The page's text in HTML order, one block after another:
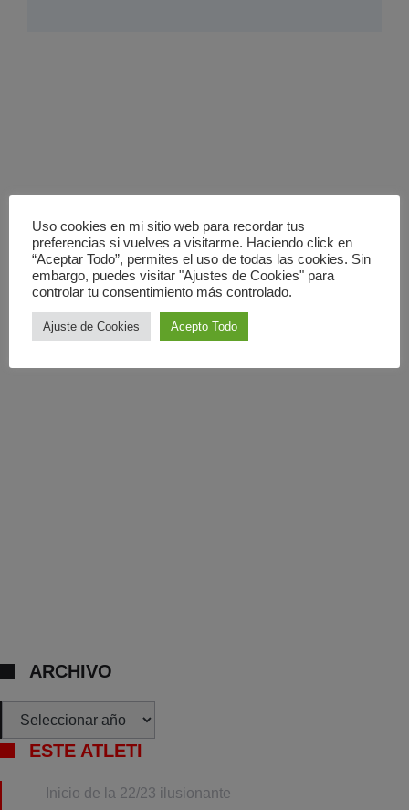
ARCHIVO
Archivos
ESTE ATLETI
Inicio de la 22/23 ilusionante
Uso cookies en mi sitio web para recordar tus
preferencias si vuelves a visitarme. Haciendo click en
“Aceptar Todo”, permites el uso de todas las cookies. Sin
embargo, puedes visitar "Ajustes de Cookies" para
controlar tu consentimiento más controlado.
Ajuste de Cookies Acepto Todo